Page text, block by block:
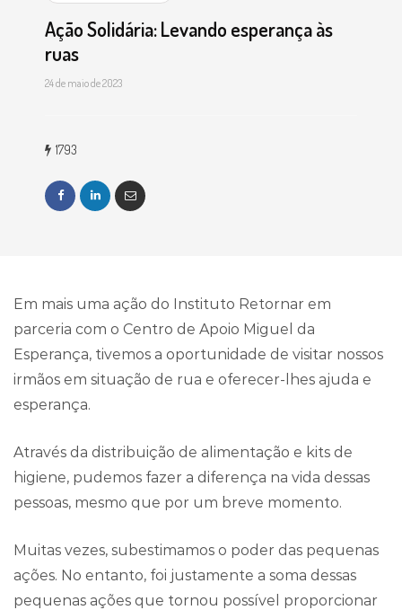
Ação Solidária: Levando esperança às
ruas
24 de maio de 2023
1793
Em mais uma ação do Instituto Retornar em
parceria com o Centro de Apoio Miguel da
Esperança, tivemos a oportunidade de visitar nossos
irmãos em situação de rua e oferecer-lhes ajuda e
esperança.
Através da distribuição de alimentação e kits de
higiene, pudemos fazer a diferença na vida dessas
pessoas, mesmo que por um breve momento.
Muitas vezes, subestimamos o poder das pequenas
ações. No entanto, foi justamente a soma dessas
pequenas ações que tornou possível proporcionar